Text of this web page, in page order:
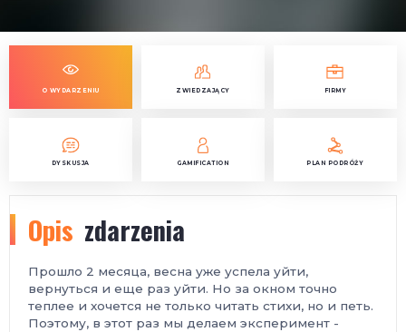
O WYDARZENIU ZWIEDZAJĄCY FIRMY
DYSKUSJA GAMIFICATION PLAN PODRÓŻY
Opis zdarzenia
Прошло 2 месяца, весна уже успела уйти,
вернуться и еще раз уйти. Но за окном точно
теплее и хочется не только читать стихи, но и петь.
Поэтому, в этот раз мы делаем эксперимент -